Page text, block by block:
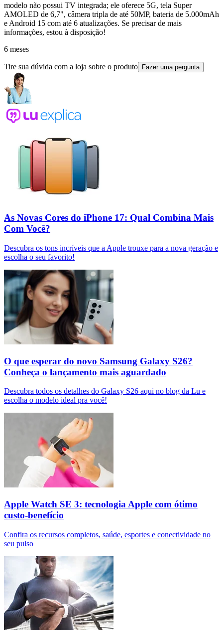
modelo não possui TV integrada; ele oferece 5G, tela Super
AMOLED de 6,7", câmera tripla de até 50MP, bateria de 5.000mAh
e Android 15 com até 6 atualizações. Se precisar de mais
informações, estou à disposição!
6 meses
Tire sua dúvida com a loja sobre o produto Fazer uma pergunta
As Novas Cores do iPhone 17: Qual Combina Mais
Com Você?
Descubra os tons incríveis que a Apple trouxe para a nova geração e
escolha o seu favorito!
O que esperar do novo Samsung Galaxy S26?
Conheça o lançamento mais aguardado
Descubra todos os detalhes do Galaxy S26 aqui no blog da Lu e
escolha o modelo ideal pra você!
Apple Watch SE 3: tecnologia Apple com ótimo
custo-benefício
Confira os recursos completos, saúde, esportes e conectividade no
seu pulso